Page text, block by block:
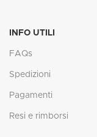
INFO UTILI
FAQs
Spedizioni
Pagamenti
Resi e rimborsi